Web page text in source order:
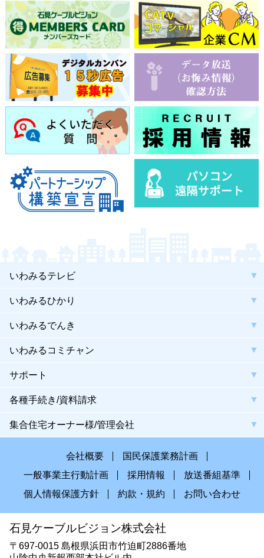
いわみるテレビ
いわみるひかり
いわみるでんき
いわみるコミチャン
サポート
各種手続き/資料請求
集合住宅オーナー様/管理会社
会社概要
国民保護業務計画
一般事業主行動計画
採用情報
放送番組基準
個人情報保護方針
約款・規約 お問い合わせ
石見ケーブルビジョン株式会社
〒697-0015 島根県浜田市竹迫町2886番地